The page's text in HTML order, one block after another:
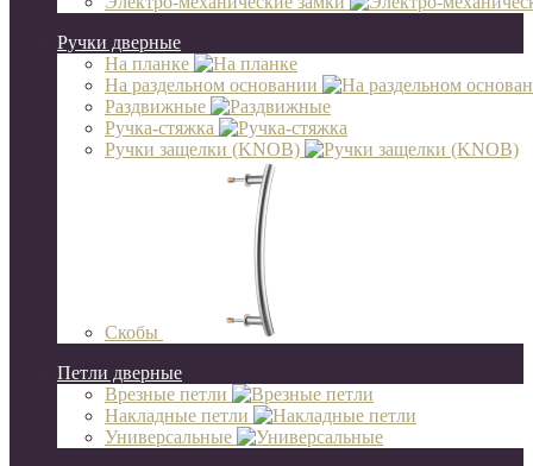
Ручки дверные
На планке
На раздельном основании
Раздвижные
Ручка-стяжка
Ручки защелки (KNOB)
Скобы
Петли дверные
Врезные петли
Накладные петли
Универсальные